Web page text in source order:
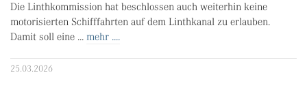
Die Linthkommission hat beschlossen auch weiterhin keine
motorisierten Schifffahrten auf dem Linthkanal zu erlauben.
Damit soll eine ... mehr ....
25.03.2026